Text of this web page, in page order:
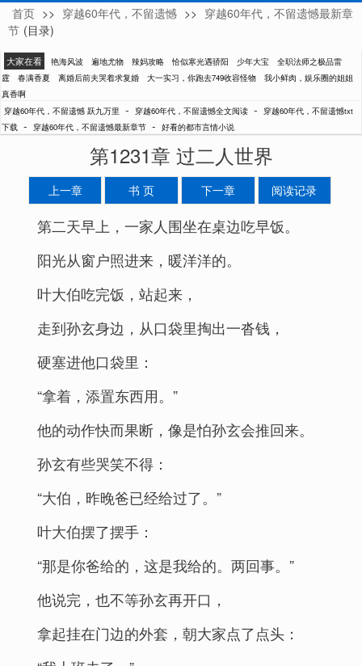
跃九万里
首页 >> 穿越60年代，不留遗憾 >> 穿越60年代，不留遗憾最新章
节 (目录)
大家在看 艳海风波 遍地尤物 辣妈攻略 恰似寒光遇骄阳 少年大宝
全职法师之极品雷
霆
春满香夏 离婚后前夫哭着求复婚 大一实习，你跑去749收容怪物
我小鲜肉，娱乐圈的姐姐
真香啊
穿越60年代，不留遗憾 跃九万里 - 穿越60年代，不留遗憾全文阅读 -
穿越60年代，不留遗憾txt
下载 - 穿越60年代，不留遗憾最新章节 - 好看的都市言情小说
第1231章 过二人世界
上一章 书 页 下一章 阅读记录
第二天早上，一家人围坐在桌边吃早饭。
阳光从窗户照进来，暖洋洋的。
叶大伯吃完饭，站起来，
走到孙玄身边，从口袋里掏出一沓钱，
硬塞进他口袋里：
“拿着，添置东西用。”
他的动作快而果断，像是怕孙玄会推回来。
孙玄有些哭笑不得：
“大伯，昨晚爸已经给过了。”
叶大伯摆了摆手：
“那是你爸给的，这是我给的。两回事。”
他说完，也不等孙玄再开口，
拿起挂在门边的外套，朝大家点了点头：